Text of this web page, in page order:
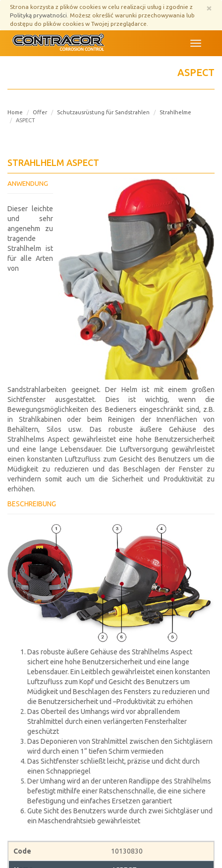
Przejdź
treści
×
Strona korzysta z plików cookies w celu realizacji usług i zgodnie z
Polityką prywatności . Możesz określić warunki przechowywania lub
dostępu do plików cookies w Twojej przeglądarce.
Menu
ASPECT
Home Offer Schutzausrüstung für Sandstrahlen
Strahlhelme
ASPECT
STRAHLHELM ASPECT
ANWENDUNG
Dieser leichte
und sehr
angenehm zu
tragende
Strahlhelm ist
für alle Arten
von
Sandstrahlarbeiten geeignet. Der Helm ist mit einem großen
Sichtfenster ausgestattet. Dies ist wichtig, wenn die
Bewegungsmöglichkeiten des Bedieners eingeschränkt sind, z.B.
in Strahlkabinen oder beim Reinigen der Innenflächen von
Behältern, Silos usw. Das robuste äußere Gehäuse des
Strahlhelms Aspect gewährleistet eine hohe Benutzersicherheit
und eine lange Lebensdauer. Die Luftversorgung gewährleistet
einen konstanten Luftzufluss zum Gesicht des Benutzers um die
Müdigkeit zu reduzieren und das Beschlagen der Fenster zu
verhindern somit auch um die Sicherheit und Produktivität zu
erhöhen.
BESCHREIBUNG
Das robuste äußere Gehäuse des Strahlhelms Aspect
sichert eine hohe Benutzersicherheit und eine lange
Lebensdauer. Ein Leitblech gewährleistet einen konstanten
Luftzufluss zum Kopf und Gesicht des Benutzers um
Müdigkeit und Beschlagen des Fensters zu reduzieren und
die Benutzersicherheit und –Produktivität zu erhöhen
Das Oberteil des Umhangs wird vor abprallendem
Strahlmittel durch einen verlängerten Fensterhalter
geschützt
Das Deponieren von Strahlmittel zwischen den Sichtgläsern
wird durch einen 1“ tiefen Schirm vermieden
Das Sichtfenster schließt leicht, präzise und dicht durch
einen Schnappriegel
Der Umhang wird an der unteren Randlippe des Strahlhelms
befestigt mithilfe einer Ratschenschnalle, die eine sichere
Befestigung und einfaches Ersetzen garantiert
Gute Sicht des Benutzers wurde durch zwei Sichtgläser und
ein Maschendrahtsieb gewährleistet
10130830